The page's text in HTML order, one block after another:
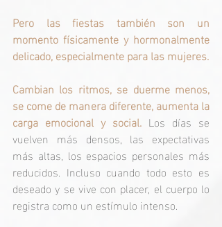
Pero las fiestas también son un
momento físicamente y hormonalmente
delicado, especialmente para las mujeres.
Cambian los ritmos, se duerme menos,
se come de manera diferente, aumenta la
carga emocional y social. Los días se
vuelven más densos, las expectativas
más altas, los espacios personales más
reducidos. Incluso cuando todo esto es
deseado y se vive con placer, el cuerpo lo
registra como un estímulo intenso.